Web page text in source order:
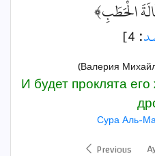
الْحَطَبِ﴾
: 4]
(Валерия
И будет проклята
Сура Аль-
Previous